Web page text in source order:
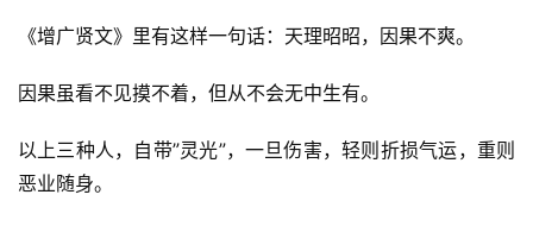
录
佛
教
《增广贤文》里有这样一句话：天理昭昭，因果不爽。
因果虽看不见摸不着，但从不会无中生有。
以上三种人，自带”灵光”，一旦伤害，轻则折损气运，重则
恶业随身。